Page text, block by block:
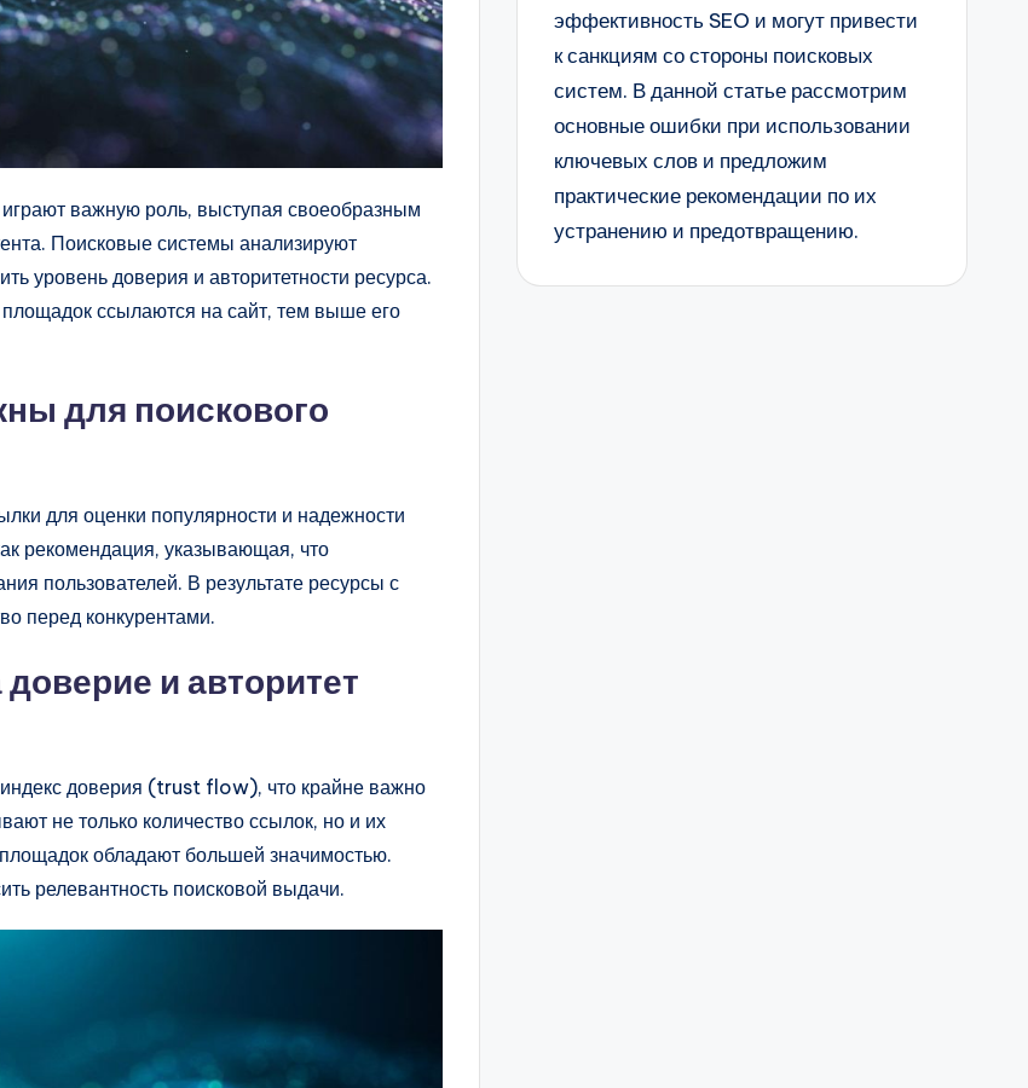
важную роль, выступая своеобразным
Поисковые системы анализируют
уровень доверия и авторитетности ресурса.
ссылаются на сайт, тем выше его
для поискового
для оценки популярности и надежности
рекомендация, указывающая, что
пользователей. В результате ресурсы с
перед конкурентами.
и авторитет
доверия (trust flow), что крайне важно
не только количество ссылок, но и их
площадок обладают большей значимостью.
релевантность поисковой выдачи.
эффективность SEO и могут привести
к санкциям со стороны поисковых
систем. В данной статье рассмотрим
основные ошибки при использовании
ключевых слов и предложим
практические рекомендации по их
устранению и предотвращению.